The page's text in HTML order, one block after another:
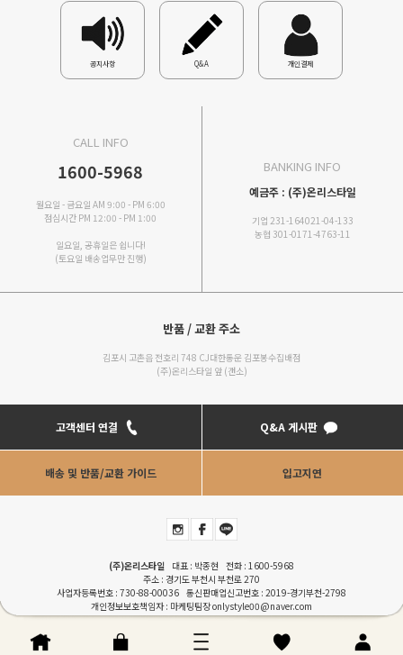
공지사항 Q&A 개인결제
CALL INFO
1600-5968
월요일 - 금요일 AM 9:00 - PM 6:00
점심시간 PM 12:00 - PM 1:00
일요일, 공휴일은 쉽니다!
(토요일 배송업무만 진행)
BANKING INFO
예금주 : (주)온리스타일
기업 231-164021-04-133
농협 301-0171-4763-11
반품 / 교환 주소
김포시 고촌읍 전호리 748 CJ대한통운 김포봉수집배점
(주)온리스타일 앞 (갠소)
고객센터 연결 Q&A 게시판
배송 및 반품/교환 가이드 입고지연
(주)온리스타일 대표 : 박종현 전화 : 1600-5968
주소 : 경기도 부천시 부천로 270
사업자등록번호 : 730-88-00036 통신판매업신고번호 : 2019-경기부천-2798
개인정보보호책임자 : 마케팅팀장onlystyle00@naver.com
COPYRIGHTⓒONLYSTYLE. ALL RIGHT RESERVERD. Designed byRENEWWAVE
이용안내
개인정보처리방침 PC버젼